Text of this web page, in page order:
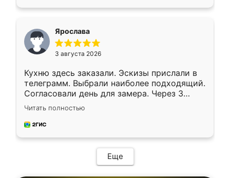
Ярослава
3 августа 2026
Кухню здесь заказали. Эскизы прислали в
телеграмм. Выбрали наиболее подходящий.
Согласовали день для замера. Через 3
недели кухня была уже готова. Остались
довольны работой. Спасибо Ренессанс
мебель за качественную работу!
Читать полностью
Еще